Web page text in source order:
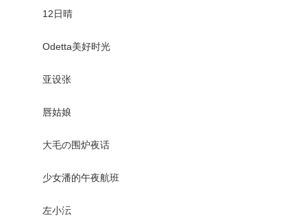
12日晴
Odetta美好时光
亚设张
唇姑娘
大毛の围炉夜话
少女潘的午夜航班
左小沄